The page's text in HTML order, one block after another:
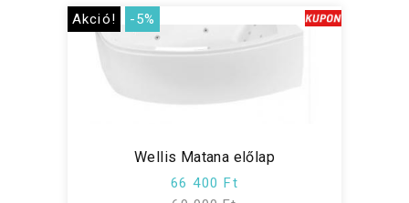
Akció! -5%
Wellis Matana előlap
66 400 Ft